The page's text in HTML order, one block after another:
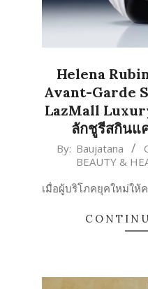
Helena
Avant-Garde
LazMall
ลักชูรีสกินแ
2026-
28
By: Baujatana
BEAUTY &
เมื่อผู้บริโภคยุคใหม่ใ